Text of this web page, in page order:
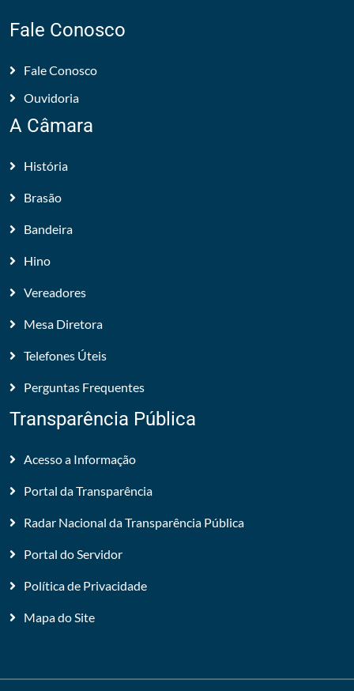
Fale Conosco
Fale Conosco
Ouvidoria
A Câmara
História
Brasão
Bandeira
Hino
Vereadores
Mesa Diretora
Telefones Úteis
Perguntas Frequentes
Transparência Pública
Acesso a Informação
Portal da Transparência
Radar Nacional da Transparência Pública
Portal do Servidor
Política de Privacidade
Mapa do Site